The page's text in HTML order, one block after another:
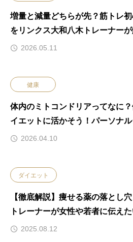
増量と減量どちらが先？筋トレ
をリンクス大和八木トレーナーが
2026.05.11
健康
体内のミトコンドリアってなに
イエットに活かそう！パーソナ
2026.04.10
ダイエット
【徹底解説】痩せる薬の落とし
トレーナーが女性や若者に伝え
2025.08.12